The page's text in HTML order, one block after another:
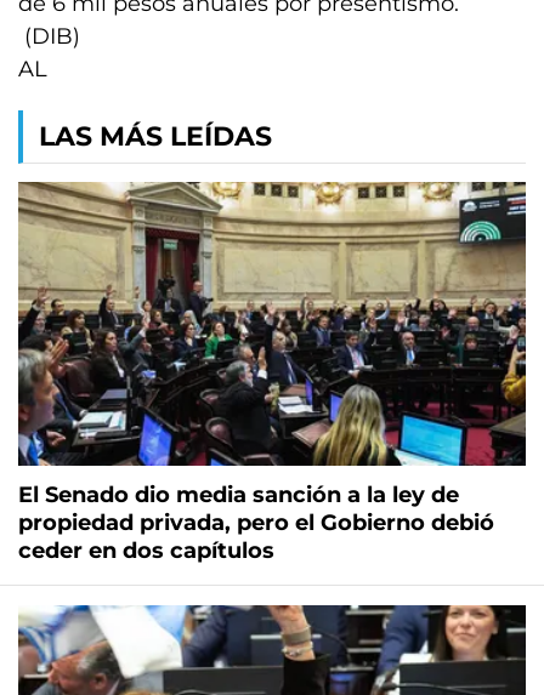
(DIB)
AL
LAS MÁS LEÍDAS
El Senado dio media sanción a la ley de
propiedad privada, pero el Gobierno debió
ceder en dos capítulos